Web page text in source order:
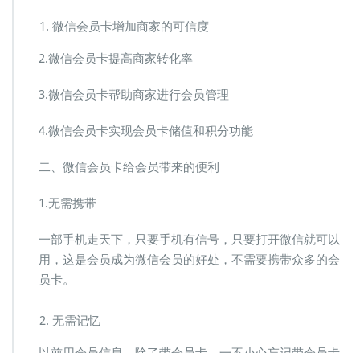
微信会员卡增加商家的可信度
2.微信会员卡提高商家转化率
3.微信会员卡帮助商家进行会员管理
4.微信会员卡实现会员卡储值和积分功能
二、微信会员卡给会员带来的便利
1.无需携带
一部手机走天下，只要手机有信号，只要打开微信就可以
用，这是会员成为微信会员的好处，不需要携带众多的会
员卡。
无需记忆